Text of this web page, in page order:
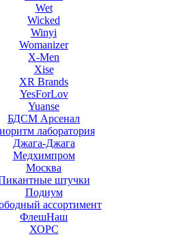
Wet
Wicked
Winyi
Womanizer
X-Men
Xise
XR Brands
YesForLov
Yuanse
БДСМ Арсенал
лаборатория
Джага-Джага
Медхимпром
Москва
штучки
Подиум
ассортимент
ФлешНаш
ХОРС